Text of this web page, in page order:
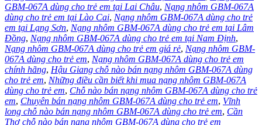
GBM-067A dùng cho trẻ em tại Lai Châu, Nạng nhôm GBM-067A
dùng cho trẻ em tại Lào Cai, Nạng nhôm GBM-067A dùng cho trẻ
em tại Lạng Sơn, Nạng nhôm GBM-067A dùng cho trẻ em tại Lâm
Đồng, Nạng nhôm GBM-067A dùng cho trẻ em tại Nam Định,
Nạng nhôm GBM-067A dùng cho trẻ em giá rẻ, Nạng nhôm GBM-
067A dùng cho trẻ em, Nạng nhôm GBM-067A dùng cho trẻ em
chính hãng, Hậu Giang chỗ nào bán nạng nhôm GBM-067A dùng
cho trẻ em, Những điều cần biết khi mua nạng nhôm GBM-067A
dùng cho trẻ em, Chỗ nào bán nạng nhôm GBM-067A dùng cho trẻ
em, Chuyên bán nạng nhôm GBM-067A dùng cho trẻ em, Vĩnh
long chỗ nào bán nạng nhôm GBM-067A dùng cho trẻ em, Cần
Thơ chỗ nào bán nạng nhôm GBM-067A dùng cho trẻ em